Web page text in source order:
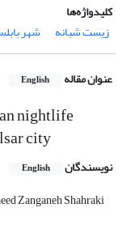
کلیدواژه‌ها
زیست شبانه
شهر
عنوان مقاله English
nightlife
city
نویسندگان English
Zanganeh Shahraki